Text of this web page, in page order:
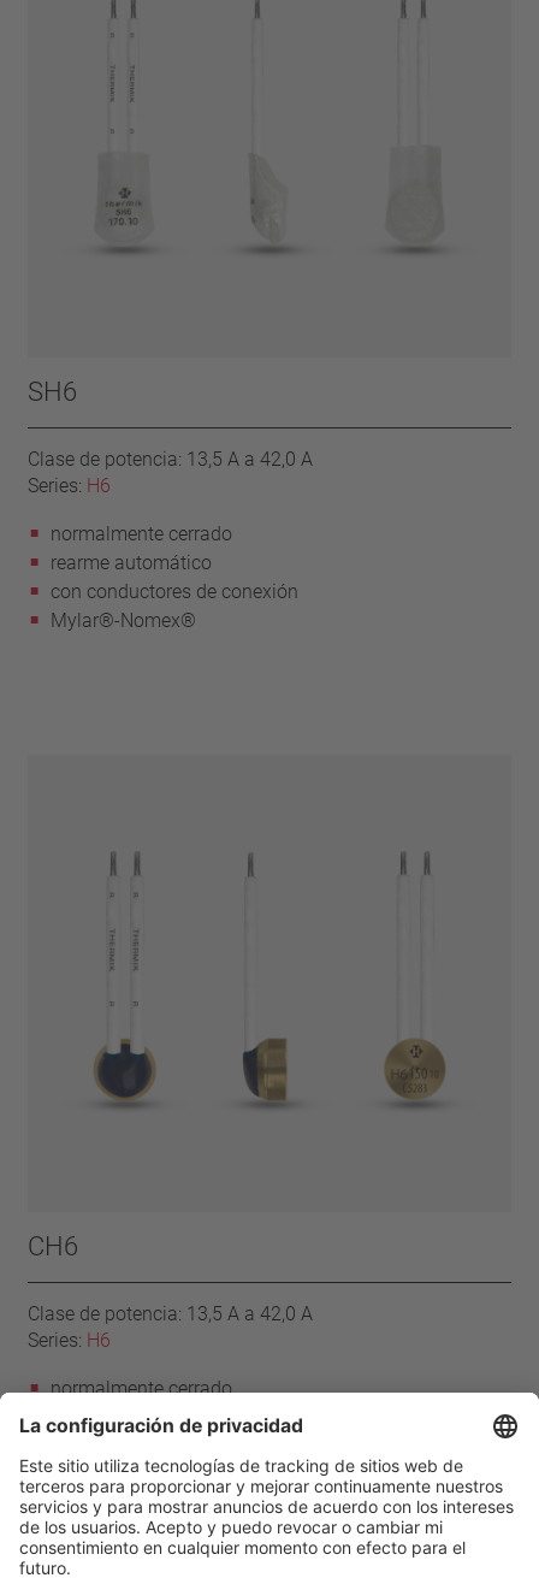
SH6
Clase de potencia: 13,5 A a 42,0 A
Series: H6
normalmente cerrado
rearme automático
con conductores de conexión
Mylar®-Nomex®
CH6
Clase de potencia: 13,5 A a 42,0 A
Series: H6
normalmente cerrado
rearme automático
sin aislamiento